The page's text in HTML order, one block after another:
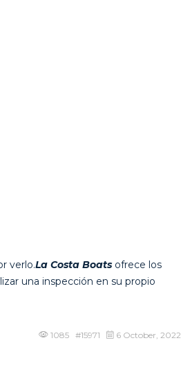
verlo.La Costa Boats ofrece los
una inspección en su propio
1085 #15971 6 October, 2022